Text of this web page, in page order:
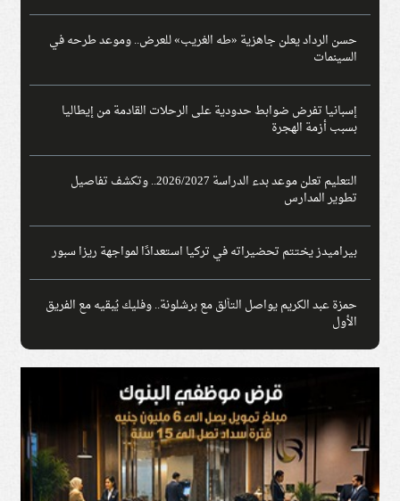
حسن الرداد يعلن جاهزية «طه الغريب» للعرض.. وموعد طرحه في
السينمات
إسبانيا تفرض ضوابط حدودية على الرحلات القادمة من إيطاليا
بسبب أزمة الهجرة
التعليم تعلن موعد بدء الدراسة 2026/2027.. وتكشف تفاصيل
تطوير المدارس
بيراميدز يختتم تحضيراته في تركيا استعدادًا لمواجهة ريزا سبور
حمزة عبد الكريم يواصل التألق مع برشلونة.. وفليك يُبقيه مع الفريق
الأول